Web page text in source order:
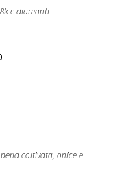
e diamanti
coltivata, onice e